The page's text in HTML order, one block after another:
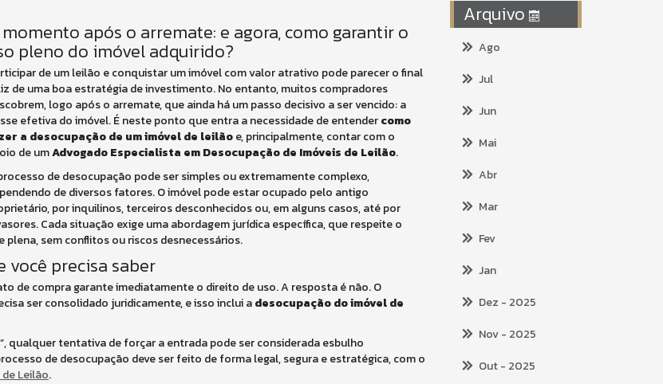
momento após o arremate: e agora, como garantir o
pleno do imóvel adquirido?
de um leilão e conquistar um imóvel com valor atrativo pode parecer o final
de uma boa estratégia de investimento. No entanto, muitos compradores
logo após o arremate, que ainda há um passo decisivo a ser vencido: a
efetiva do imóvel. É neste ponto que entra a necessidade de entendercomo
a desocupação de um imóvel de leilãoe, principalmente, contar com o
de umAdvogado Especialista em Desocupação de Imóveis de Leilão.
de desocupação pode ser simples ou extremamente complexo,
de diversos fatores. O imóvel pode estar ocupado pelo antigo
por inquilinos, terceiros desconhecidos ou, em alguns casos, até por
Cada situação exige uma abordagem jurídica específica, que respeite o
sem conflitos ou riscos desnecessários.
você precisa saber
de compra garante imediatamente o direito de uso. A resposta é não. O
ser consolidado juridicamente, e isso inclui adesocupação do imóvel de
qualquer tentativa de forçar a entrada pode ser considerada esbulho
de desocupação deve ser feito de forma legal, segura e estratégica, com o
Leilão.
Arquivo
Ago
Jul
Jun
Mai
Abr
Mar
Fev
Jan
Dez - 2025
Nov- 2025
Out- 2025